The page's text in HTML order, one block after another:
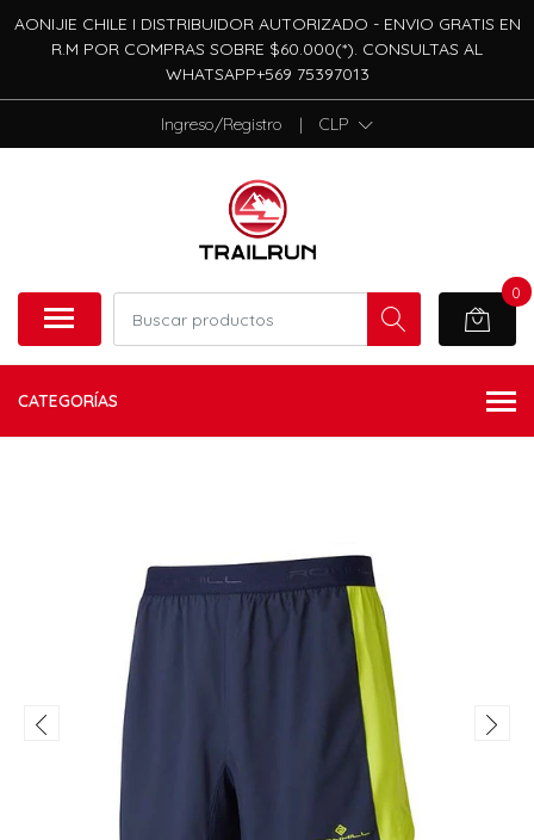
AONIJIE CHILE I DISTRIBUIDOR AUTORIZADO - ENVIO GRATIS EN
R.M POR COMPRAS SOBRE $60.000(*). CONSULTAS AL
WHATSAPP+569 75397013
Ingreso/Registro | CLP
0
CATEGORÍAS